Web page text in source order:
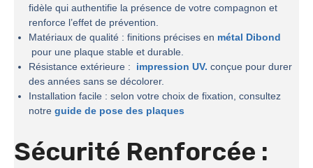
fidèle qui authentifie la présence de votre compagnon et
renforce l’effet de prévention.
Matériaux de qualité : finitions précises en métal Dibond
pour une plaque stable et durable.
Résistance extérieure :
impression UV. conçue pour durer
des années sans se décolorer.
Installation facile : selon votre choix de fixation, consultez
notre guide de pose des plaques
Sécurité Renforcée :